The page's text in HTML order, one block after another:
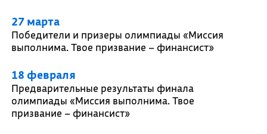
27 марта
Победители и призеры олимпиады «Миссия
выполнима. Твое призвание – финансист»
18 февраля
Предварительные результаты финала
олимпиады «Миссия выполнима. Твое
призвание – финансист»